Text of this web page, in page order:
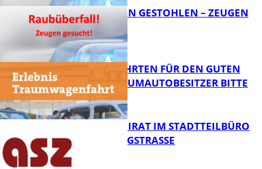
FB News
TEURE KETTEN GESTOHLEN – ZEUGEN
GESUCHT!
FB News
SPENDENFAHRTEN FÜR DEN GUTEN
ZWECK – TRAUMAUTOBESITZER BITTE
MELDEN!
SENIORENBEIRAT IM STADTTEILBÜRO
IN DER KÖNIGSTRASSE